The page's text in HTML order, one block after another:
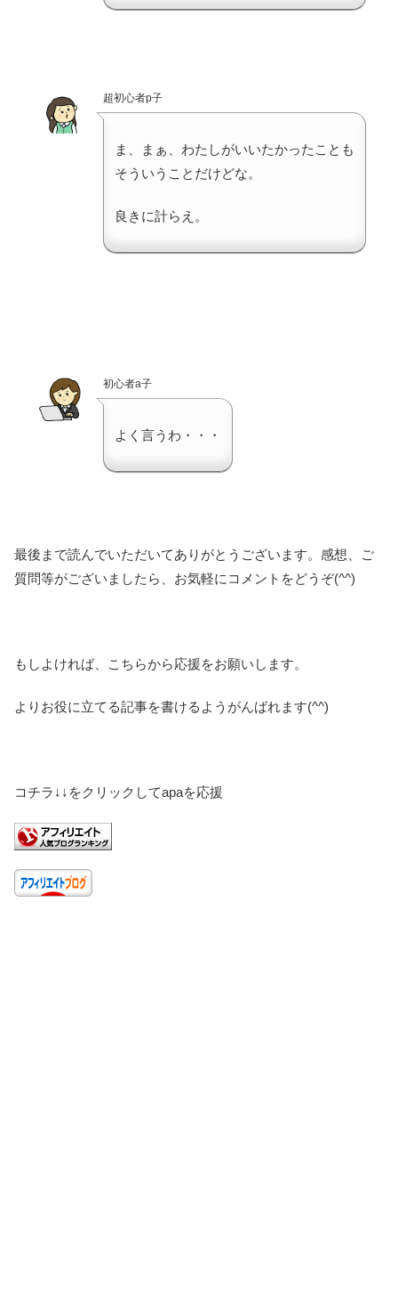
超初心者p子
ま、まぁ、わたしがいいたかったことも
そういうことだけどな。
良きに計らえ。
初心者a子
よく言うわ・・・
最後まで読んでいただいてありがとうございます。感想、ご
質問等がございましたら、お気軽にコメントをどうぞ(^^)
もしよければ、こちらから応援をお願いします。
よりお役に立てる記事を書けるようがんばれます(^^)
コチラ↓↓をクリックしてapaを応援